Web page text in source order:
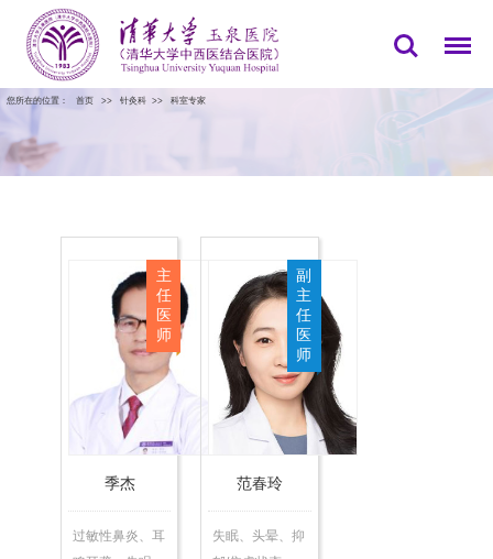
您所在的位置： 首页 >> 针灸科 >> 科室专家
季杰
过敏性鼻炎、耳
主
任
医
师
范春玲
失眠、头晕、抑
副
主
任
医
师